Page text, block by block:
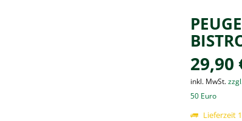
29,90
inkl. MwSt.
50 Euro
Lieferzeit